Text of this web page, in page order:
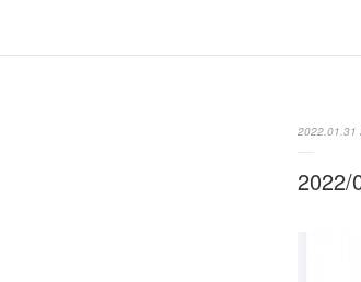
2022.01.31
2022/